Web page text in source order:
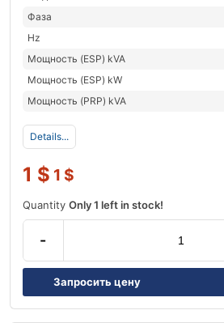
Фаза
Hz
Мощность (ESP) kVA
Мощность (ESP) kW
Мощность (PRP) kVA
Details...
1 $ 1 $
Quantity Only 1 left in stock!
-
Запросить цену